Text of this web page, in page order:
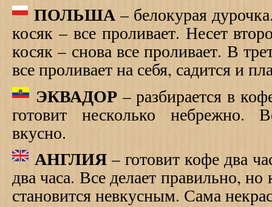
ПОЛЬША – белокурая
косяк – все проливает. Несет
косяк – снова все проливает. В
все проливает на себя, садится и
ЭКВАДОР– разбирается в
готовит несколько небрежно.
вкусно.
АНГЛИЯ – готовит кофе два
два часа. Все делает правильно,
становится невкусным. Сама